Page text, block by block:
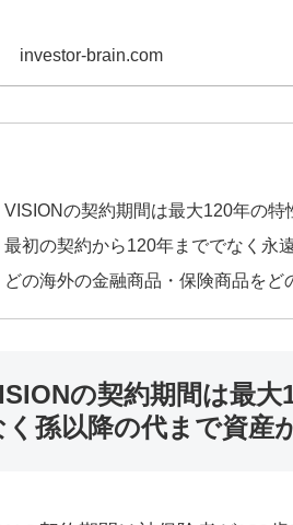
investor-brain.com
VISIONの契約期間は最大120年の特
最初の契約から120年まででなく永
どの海外の金融商品・保険商品をど
の契約期間は最
く孫以降の代まで資産